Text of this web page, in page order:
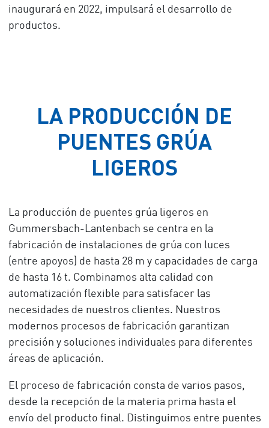
inaugurará en 2022, impulsará el desarrollo de
productos.
LA PRODUCCIÓN DE
PUENTES GRÚA
LIGEROS
La producción de puentes grúa ligeros en
Gummersbach-Lantenbach se centra en la
fabricación de instalaciones de grúa con luces
(entre apoyos) de hasta 28 m y capacidades de carga
de hasta 16 t. Combinamos alta calidad con
automatización flexible para satisfacer las
necesidades de nuestros clientes. Nuestros
modernos procesos de fabricación garantizan
precisión y soluciones individuales para diferentes
áreas de aplicación.
El proceso de fabricación consta de varios pasos,
desde la recepción de la materia prima hasta el
envío del producto final. Distinguimos entre puentes